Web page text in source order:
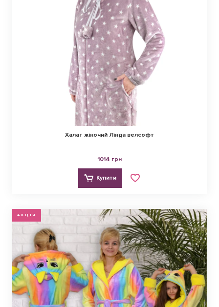
Халат жіночий Лінда велсофт
1014 грн
Купити
АКЦІЯ